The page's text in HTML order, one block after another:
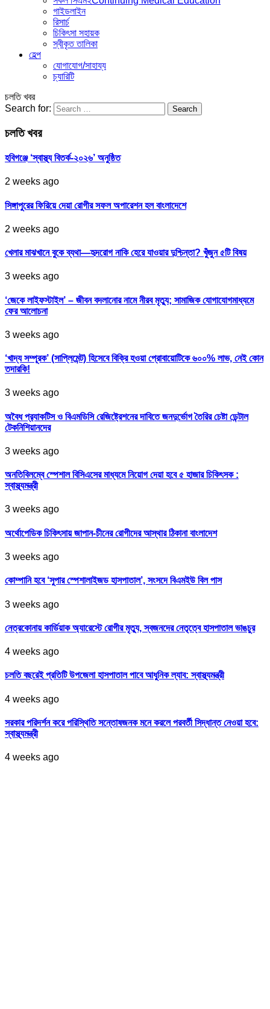
গাইডলাইন
রিসার্চ
চিকিৎসা সহায়ক
স্বীকৃত তালিকা
হেল্প
যোগাযোগ/সাহায্য
চ্যারিটি
চলতি খবর
Search for:
চলতি খবর
হবিগঞ্জে ‘স্বাস্থ্য বিতর্ক-২০২৬’ অনুষ্ঠিত
2 weeks ago
সিঙ্গাপুরের ফিরিয়ে দেয়া রোগীর সফল অপারেশন হল বাংলাদেশে
2 weeks ago
খেলার মাঝখানে বুকে ব্যথা—হৃদরোগ নাকি হেরে যাওয়ার দুশ্চিন্তা? খুঁজুন ৫টি বিষয়
3 weeks ago
‘জেকে লাইফস্টাইল’ – জীবন বদলানোর নামে নীরব মৃত্যু; সামাজিক যোগাযোগমাধ্যমে
ফের আলোচনা
3 weeks ago
‘খাদ্য সম্পূরক’ (সাপ্লিমেন্ট) হিসেবে বিক্রি হওয়া প্রোবায়োটিকে ৬০০% লাভ, নেই কোন
তদারকি!
3 weeks ago
অবৈধ প্র‍্যাকটিস ও বিএমডিসি রেজিষ্ট্রেশনের দাবিতে জনদুর্ভোগ তৈরির চেষ্টা ডেন্টাল
টেকনিশিয়ানদের
3 weeks ago
অনতিবিলম্বে স্পেশাল বিসিএসের মাধ্যমে নিয়োগ দেয়া হবে ৫ হাজার চিকিৎসক :
স্বাস্থ্যমন্ত্রী
3 weeks ago
অর্থোপেডিক চিকিৎসায় জাপান-চীনের রোগীদের আস্থার ঠিকানা বাংলাদেশ
3 weeks ago
কোম্পানি হবে ‘সুপার স্পেশালাইজড হাসপাতাল’, সংসদে বিএমইউ বিল পাস
3 weeks ago
নেত্রকোনায় কার্ডিয়াক অ্যারেস্টে রোগীর মৃত্যু, স্বজনদের নেতৃত্বে হাসপাতাল ভাঙচুর
4 weeks ago
চলতি বছরেই প্রতিটি উপজেলা হাসপাতাল পাবে আধুনিক ল্যাব: স্বাস্থ্যমন্ত্রী
4 weeks ago
সরকার পরিদর্শন করে পরিস্থিতি সন্তোষজনক মনে করলে পরবর্তী সিদ্ধান্ত নেওয়া হবে:
স্বাস্থ্যমন্ত্রী
4 weeks ago